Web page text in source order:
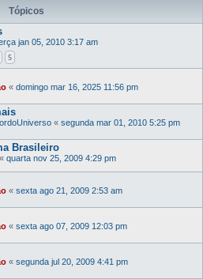
Tópicos
jan 05, 2010 3:17 am
5
« domingo mar 16, 2025 11:56 pm
« segunda mar 01, 2010 5:25 pm
Brasileiro
« quarta nov 25, 2009 4:29 pm
« sexta ago 21, 2009 2:53 am
« sexta ago 07, 2009 12:03 pm
« segunda jul 20, 2009 4:41 pm